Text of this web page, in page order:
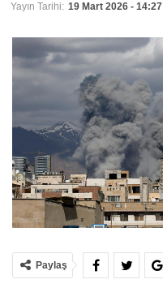
Yayın Tarihi: 19 Mart 2026 - 14:27
Paylaş